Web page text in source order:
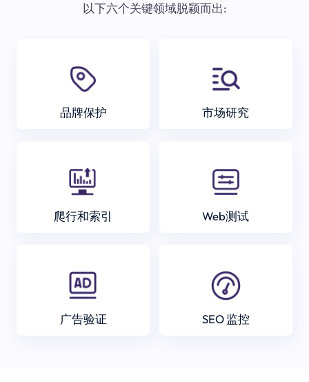
以下六个关键领域脱颖而出:
品牌保护 市场研究
爬行和索引 Web测试
广告验证 SEO 监控